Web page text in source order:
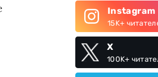
Instagram
15K+
X
100K+